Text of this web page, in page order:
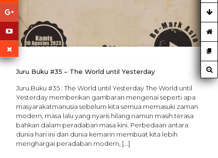
Juru Buku #35 – The World until Yesterday
Juru.Buku #35 : The World until Yesterday The World until
Yesterday memberikan gambaran mengenai seperti apa
masyarakatmanusia sebelum kita semua memasuki zaman
modern, masa lalu yang nyaris hilang namun masih terasa
bahkan dalam peradaban masa kini. Perbedaan antara
dunia hari ini dan dunia kemarin membuat kita lebih
menghargai peradaban modern, […]